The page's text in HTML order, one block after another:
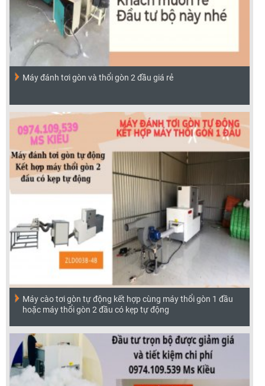
Máy đánh tơi gòn và thổi gòn 2 đầu giá rẻ
Máy cào tơi gòn tự động kết hợp cùng máy thổi gòn 1 đầu
hoặc máy thổi gòn 2 đầu có kẹp tự động